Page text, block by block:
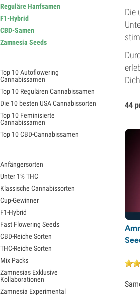
Die
44
Reguläre Hanfsamen
F1-Hybrid
CBD-Samen
Zamnesia Seeds
Top 10 Autoflowering
Cannabissamen
Top 10 Regulären Cannabissamen
Die 10 besten USA Cannabissorten
Top 10 Feminisierte
Cannabissamen
Top 10 CBD-Cannabissamen
Anfängersorten
Unter 1% THC
Klassische Cannabissorten
Cup-Gewinner
F1-Hybrid
Fast Flowering Seeds
CBD-Reiche Sorten
THC-Reiche Sorten
Mix Packs
Zamnesias Exklusive
Kollaborationen
Zamnesia Experimental